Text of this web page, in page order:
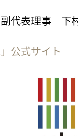
代表理事 下
公式サイト